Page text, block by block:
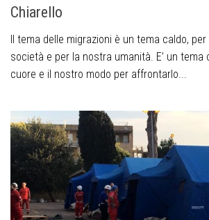
Chiarello
Il tema delle migrazioni è un tema caldo,
società e per la nostra umanità. E’ un
cuore e il nostro modo per affrontarlo...